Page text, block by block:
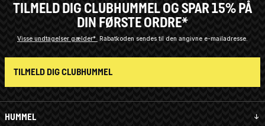
HUMMEL
TILMELD DIG CLUBHUMMEL OG SPAR 15% PÅ
DIN FØRSTE ORDRE*
Visse undtagelser gælder* Rabatkoden sendes til den angivne e-mailadresse.
TILMELD DIG CLUBHUMMEL